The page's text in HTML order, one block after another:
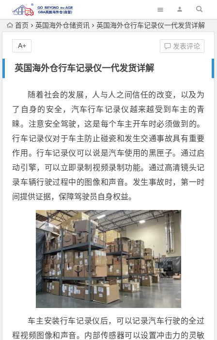
首页 英国海外仓储资讯 英国海外仓行车记录仪一代发货详解
英国海外仓行车记录仪一代发货详解
发表评论
A+
随着社会的发展，人与人之间信任的改变，以及为
了自身的安全，汽车行车记录仪越来越受到车主的青
睐。注意安全驾驶，这是每个车主开车时必须做到的。
行车记录仪对于车主防止碰瓷和发生交通事故具有重要
作用。行车记录仪可以说是汽车使用的黑匣子。通过启
动引擎，可以立即录制视频录制功能。通过高清镜头记
录车辆行驶过程中的图像和声音。发生事故时，第一时
间提供证据，保障驾驶员自身权益。
车主安装行车记录仪后，可以记录汽车行驶的全过
程视频图像和声音。内部传感器可以设置冲击力的灵敏